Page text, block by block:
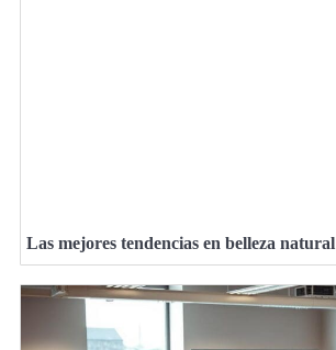
Las mejores tendencias en belleza natural